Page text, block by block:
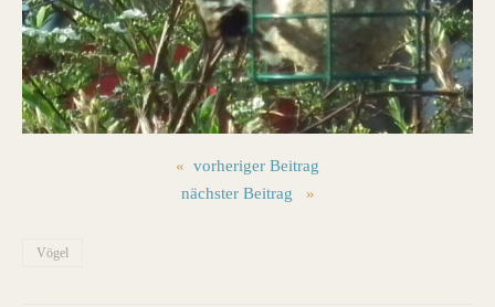
« vorheriger Beitrag
nächster Beitrag
»
Vögel